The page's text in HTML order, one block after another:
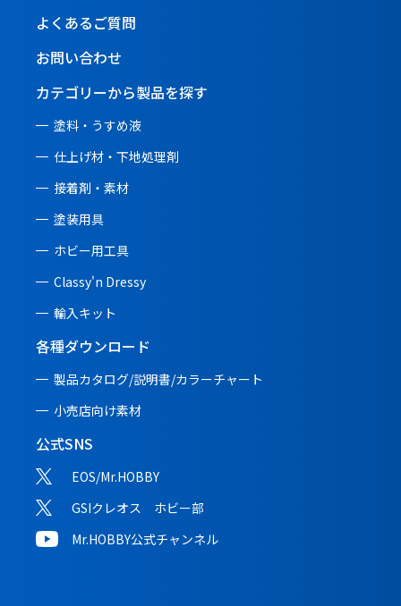
よくあるご質問
お問い合わせ
カテゴリーから製品を探す
塗料・うすめ液
仕上げ材・下地処理剤
接着剤・素材
塗装用具
ホビー用工具
Classy'n Dressy
輸入キット
各種ダウンロード
製品カタログ/説明書/カラーチャート
小売店向け素材
公式SNS
EOS/Mr.HOBBY
GSIクレオス ホビー部
Mr.HOBBY公式チャンネル